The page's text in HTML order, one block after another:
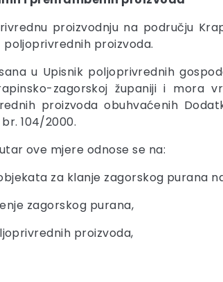
proizvodnju na području
proizvoda.
u Upisnik poljoprivrednih
zagorskoj županiji i
proizvoda obuhvaćenih
104/2000.
ove mjere odnose se na:
za klanje zagorskog purana
zagorskog purana,
proizvoda,